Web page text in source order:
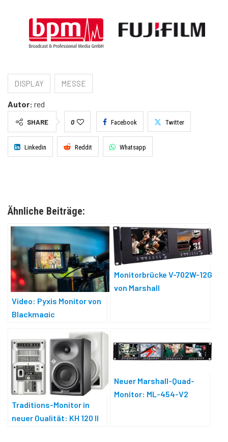
DISPLAY MESSE
Autor: red
SHARE 0 Facebook Twitter
Linkedin Reddit Whatsapp
Ähnliche Beiträge:
Video: Pyxis Monitor von
Blackmagic
Monitorbrücke V-702W-12G
von Marshall
Traditions-Monitor in
neuer Qualität: KH 120 II
Neuer Marshall-Quad-
Monitor: ML-454-V2